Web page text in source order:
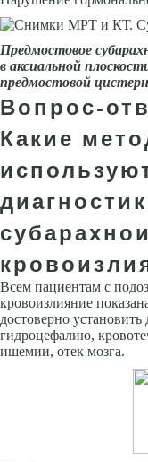
Предмостовое
в аксиаль­ной
предмостовой
Вопрос-
Какие
Всем пациентам с
кровоизлияние
достоверно
гидроцефалию,
ишемии, отек мозга.